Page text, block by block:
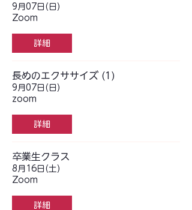
9月07日(日)
Zoom
詳細
長めのエクササイズ (1)
9月07日(日)
zoom
詳細
卒業生クラス
8月16日(土)
Zoom
詳細